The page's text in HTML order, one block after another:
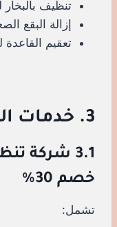
تنظيف
إزالة البقع
تعقيم
3. خدمات التنظيف المتخصصة
3.1 شركة
خصم 30%
تشمل: